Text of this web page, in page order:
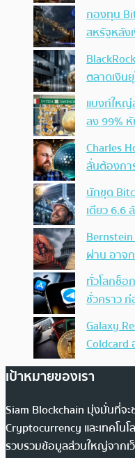
กองทุน
สหรัฐหลัง
ตลาดเงิน
แบงก์ใหญ่
ลง 99%
Charles
ลั่นต้องกา
นักขุด
เดียว 6.6
ผ่าน อาจ
ทั่วโลกช็อ
ชั่วคราว
Galaxy
เป้าหมายของเรา
Siam Blockchain มุ่งมั่นที่จ
Cryptocurrency และเทคโน
รวบรวมข้อมูลส่วนใหญ่จากเ